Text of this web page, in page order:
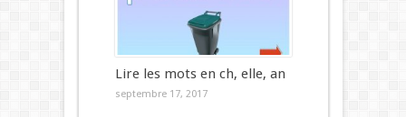
Lire les mots en ch, elle, an
septembre 17, 2017